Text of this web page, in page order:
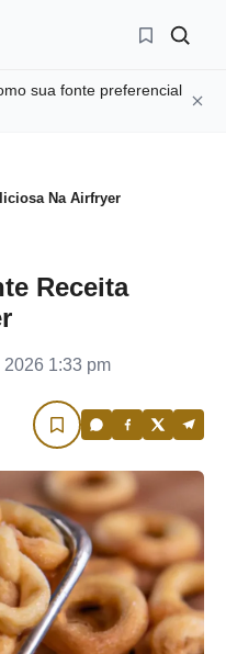
sua fonte preferencial
Na Airfryer
Receita
2026 1:33 pm